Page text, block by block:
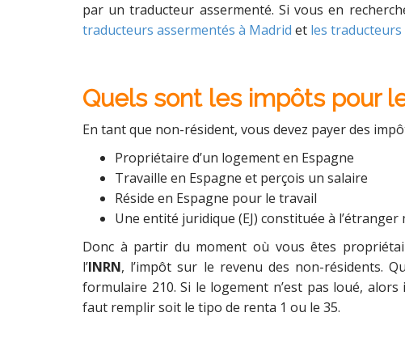
par un traducteur assermenté. Si vous en
traducteurs assermentés à Madrid et les
Quels sont les impôts pour
En tant que non-résident, vous devez payer des
Propriétaire d’un logement en Espagne
Travaille en Espagne et perçois un salaire
Réside en Espagne pour le travail
Une entité juridique (EJ) constituée à
Donc à partir du moment où vous êtes
l’INRN, l’impôt sur le revenu des non-résidents.
formulaire 210. Si le logement n’est pas loué,
faut remplir soit le tipo de renta 1 ou le 35.